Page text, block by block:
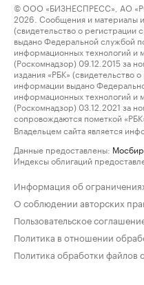
© ООО «БИЗНЕСПРЕСС», АО
2026. Сообщения и материалы
(свидетельство о регистрации
выдано Федеральной службой
информационных технологий и
(Роскомнадзор) 09.12.2015 за
издания «РБК» (свидетельство
информации выдано
информационных технологий и
(Роскомнадзор) 03.12.2021 за
сопровождаются пометкой
Владельцем сайта является
Данные предоставлены:
Индексы облигаций
Информация об
О соблюдении авторских
Пользовательское
Политика в отношении
Политика обработки файлов